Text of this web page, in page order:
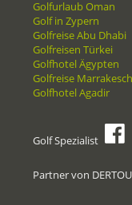
Golfurlaub Oman
Golf in Zypern
Golfreise Abu Dhabi
Golfreisen Türkei
Golfhotel Ägypten
Golfreise Marrakesch
Golfhotel Agadir
Golf Spezialist
Partner von